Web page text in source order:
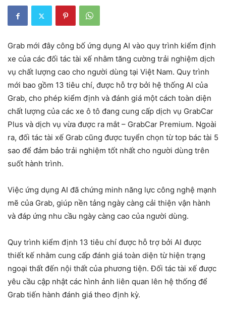
Grab mới đây công bố ứng dụng AI vào quy trình kiểm định
xe của các đối tác tài xế nhằm tăng cường trải nghiệm dịch
vụ chất lượng cao cho người dùng tại Việt Nam. Quy trình
mới bao gồm 13 tiêu chí, được hỗ trợ bởi hệ thống AI của
Grab, cho phép kiểm định và đánh giá một cách toàn diện
chất lượng của các xe ô tô đang cung cấp dịch vụ GrabCar
Plus và dịch vụ vừa được ra mắt – GrabCar Premium. Ngoài
ra, đối tác tài xế Grab cũng được tuyển chọn từ top bác tài 5
sao để đảm bảo trải nghiệm tốt nhất cho người dùng trên
suốt hành trình.
Việc ứng dụng AI đã chứng minh năng lực công nghệ mạnh
mẽ của Grab, giúp nền tảng ngày càng cải thiện vận hành
và đáp ứng nhu cầu ngày càng cao của người dùng.
Quy trình kiểm định 13 tiêu chí được hỗ trợ bởi AI được
thiết kế nhằm cung cấp đánh giá toàn diện từ hiện trạng
ngoại thất đến nội thất của phương tiện. Đối tác tài xế được
yêu cầu cập nhật các hình ảnh liên quan lên hệ thống để
Grab tiến hành đánh giá theo định kỳ.